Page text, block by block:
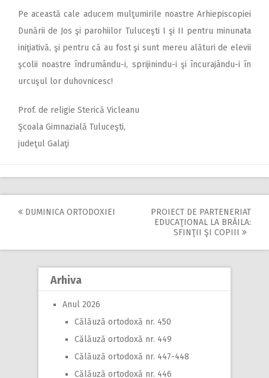
Pe această cale aducem mulţumirile noastre Arhiepiscopiei
Dunării de Jos şi parohiilor Tuluceşti I şi II pentru minunata
iniţiativă, şi pentru că au fost şi sunt mereu alături de elevii
şcolii noastre îndrumându-i, sprijinindu-i şi încurajându-i în
urcuşul lor duhovnicesc!
Prof. de religie Sterică Vicleanu
Şcoala Gimnazială Tuluceşti,
judeţul Galaţi
navigation
DUMINICA ORTODOXIEI
PROIECT DE PARTENERIAT
EDUCAŢIONAL LA BRĂILA:
SFINŢII ŞI COPIII
Arhiva
Anul 2026
Călăuză ortodoxă nr. 450
Călăuză ortodoxă nr. 449
Călăuză ortodoxă nr. 447-448
Călăuză ortodoxă nr. 446